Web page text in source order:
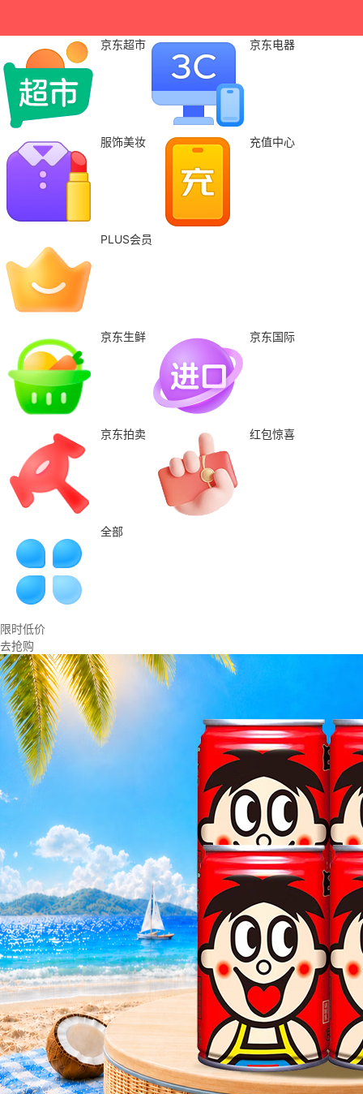
京东超市 京东电器
服饰美妆 充值中心
PLUS会员
京东生鲜 京东国际
京东拍卖 红包惊喜
全部
限时低价
去抢购